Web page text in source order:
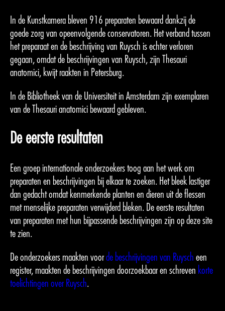
In de Kunstkamera bleven 916 preparaten bewaard dankzij de
goede zorg van opeenvolgende conservatoren. Het verband tussen
het preparaat en de beschrijving van Ruysch is echter verloren
gegaan, omdat de beschrijvingen van Ruysch, zijn Thesauri
anatomici, kwijt raakten in Petersburg.
In de Bibliotheek van de Universiteit in Amsterdam zijn exemplaren
van de Thesauri anatomici bewaard gebleven.
De eerste resultaten
Een groep internationale onderzoekers toog aan het werk om
preparaten en beschrijvingen bij elkaar te zoeken. Het bleek lastiger
dan gedacht omdat kenmerkende planten en dieren uit de flessen
met menselijke preparaten verwijderd bleken. De eerste resultaten
van preparaten met hun bijpassende beschrijvingen zijn op deze site
te zien.
De onderzoekers maakten voorde beschrijvingen van Ruysch een
register, maakten de beschrijvingen doorzoekbaar en schreven korte
toelichtingen over Ruysch.